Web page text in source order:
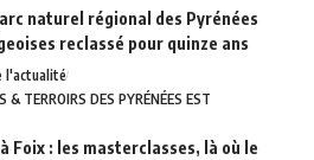
naturel régional des Pyrénées
reclassé pour quinze ans
l'actualité
& TERROIRS DES PYRÉNÉES EST
à Foix : les masterclasses, là où le